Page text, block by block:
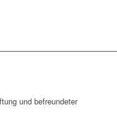
und befreundeter